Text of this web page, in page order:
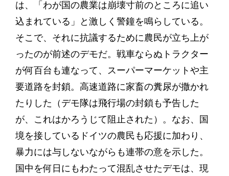
は、「わが国の農業は崩壊寸前のところに追い
込まれている」と激しく警鐘を鳴らしている。
そこで、それに抗議するために農民が立ち上が
ったのが前述のデモだ。戦車ならぬトラクター
が何百台も連なって、スーパーマーケットや主
要道路を封鎖。高速道路に家畜の糞尿が撒かれ
たりした（デモ隊は飛行場の封鎖も予告した
が、これはかろうじて阻止された）。なお、国
境を接しているドイツの農民も応援に加わり、
暴力には与しないながらも連帯の意を示した。
国中を何日にもわたって混乱させたデモは、現